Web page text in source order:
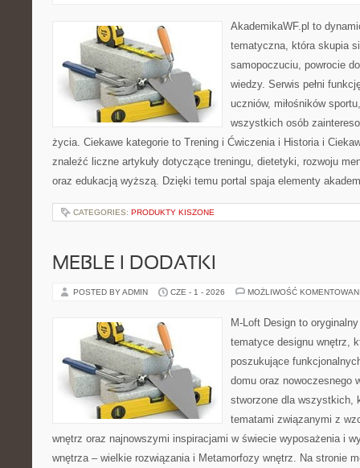
AkademikaWF.pl to
tematyczna, która skupia
samopoczuciu, powrocie
wiedzy. Serwis pełni
uczniów, miłośników
wszystkich osób
życia. Ciekawe kategorie to Trening i Ćwiczenia i Historia i
znaleźć liczne artykuły dotyczące treningu, dietetyki, rozwoju
oraz edukacją wyższą. Dzięki temu portal spaja elementy
CATEGORIES: PRODUKTY KISZONE
MEBLE I DODATKI
POSTED BY ADMIN CZE - 1 - 2026 MOŻLIWOŚĆ
M-Loft Design to
tematyce designu wnętrz,
poszukujące
domu oraz nowoczesnego
stworzone dla wszystkich,
tematami związanymi z
wnętrz oraz najnowszymi inspiracjami w świecie wyposażenia i
wnętrza – wielkie rozwiązania i Metamorfozy wnętrz. Na stronie